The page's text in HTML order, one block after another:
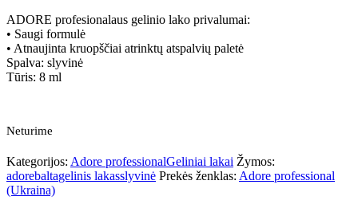
ADORE profesionalaus gelinio lako privalumai:
• Saugi formulė
• Atnaujinta kruopščiai atrinktų atspalvių paletė
Spalva: slyvinė
Tūris: 8 ml
Neturime
Kategorijos: Adore professionalGeliniai lakai Žymos:
adorebaltagelinis lakasslyvinė Prekės ženklas: Adore professional
(Ukraina)